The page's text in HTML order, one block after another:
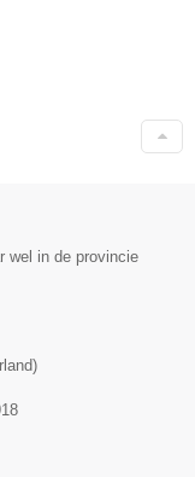
wel in de provincie
)